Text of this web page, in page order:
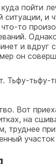
пойти
ситуации,
то
и
он
Тьфу-тьфу-
Вот
на